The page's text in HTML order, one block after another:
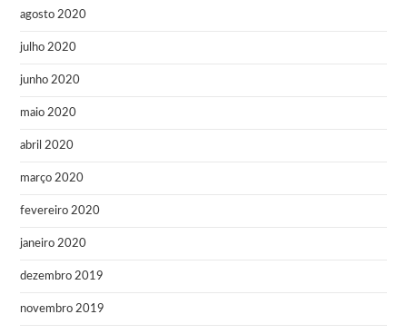
agosto 2020
julho 2020
junho 2020
maio 2020
abril 2020
março 2020
fevereiro 2020
janeiro 2020
dezembro 2019
novembro 2019